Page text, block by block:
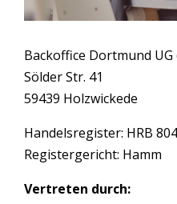
Backoffice Dortmund
Sölder Str. 41
59439 Holzwickede
Handelsregister: HRB
Registergericht: Hamm
Vertreten durch: